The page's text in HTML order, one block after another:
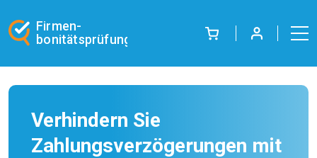
Firmen-
bonitätsprüfung
Verhindern Sie
Zahlungsverzögerungen mit